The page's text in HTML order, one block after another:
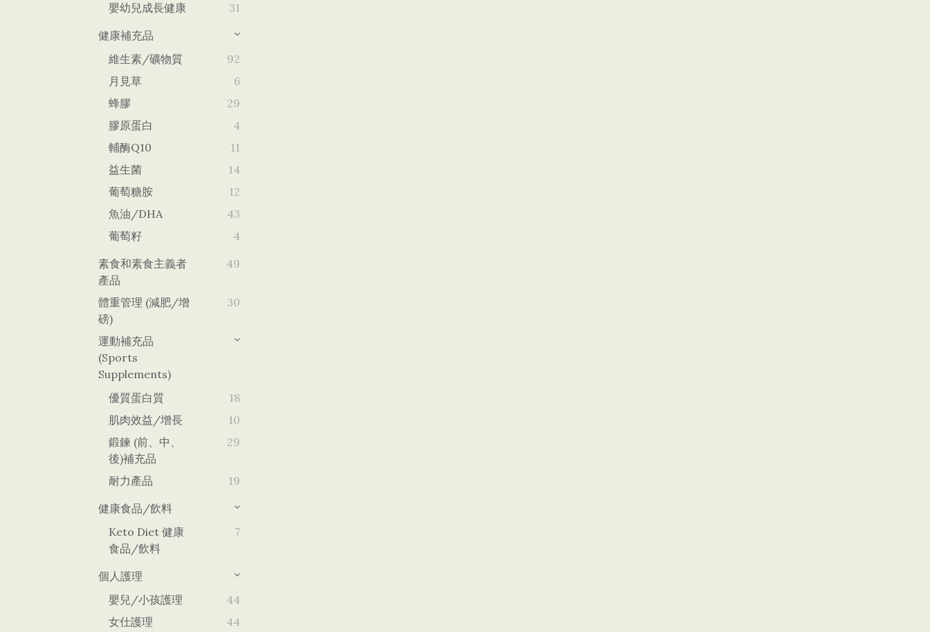
嬰幼兒成長健康
31
健康補充品
維生素/礦物質
92
月見草
6
蜂膠
29
膠原蛋白
4
輔酶Q10
11
益生菌
14
葡萄糖胺
12
魚油/DHA
43
葡萄籽
4
素食和素食主義者
產品
49
體重管理 (減肥/增
磅)
30
運動補充品
(Sports
Supplements)
優質蛋白質
18
肌肉效益/增長
10
鍛鍊 (前、中、
後)補充品
29
耐力產品
19
健康食品/飲料
Keto Diet 健康
食品/飲料
7
個人護理
嬰兒/小孩護理
44
女仕護理
44